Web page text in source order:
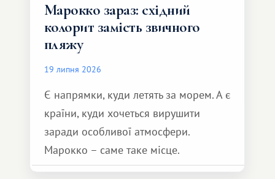
Марокко зараз: східний
колорит замість звичного
пляжу
19 липня 2026
Є напрямки, куди летять за морем. А є
країни, куди хочеться вирушити
заради особливої ​​атмосфери.
Марокко – саме таке місце.